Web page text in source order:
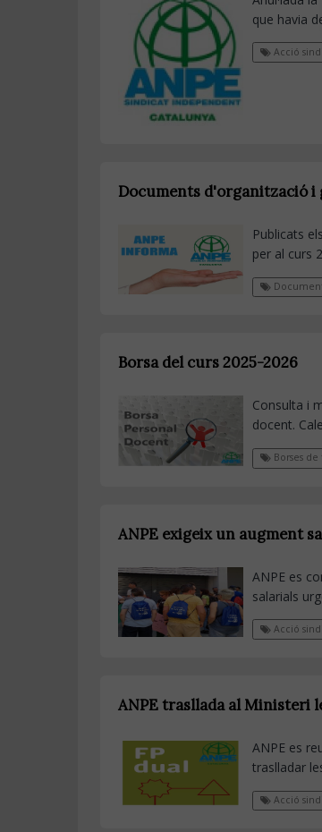
que havia
Acció
Documents d'organització i
Publicats
per al curs
Borsa del curs 2025-2026
Consulta i
docent.
Borses
ANPE exigeix un augment
ANPE es
salarials
Acció
ANPE trasllada al Ministeri
ANPE es
traslladar
Acció